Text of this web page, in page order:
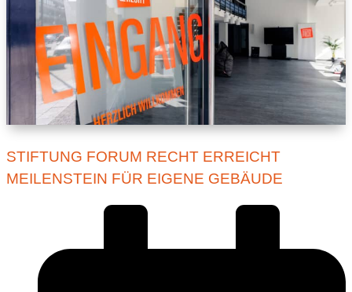
STIFTUNG FORUM RECHT ERREICHT
MEILENSTEIN FÜR EIGENE GEBÄUDE